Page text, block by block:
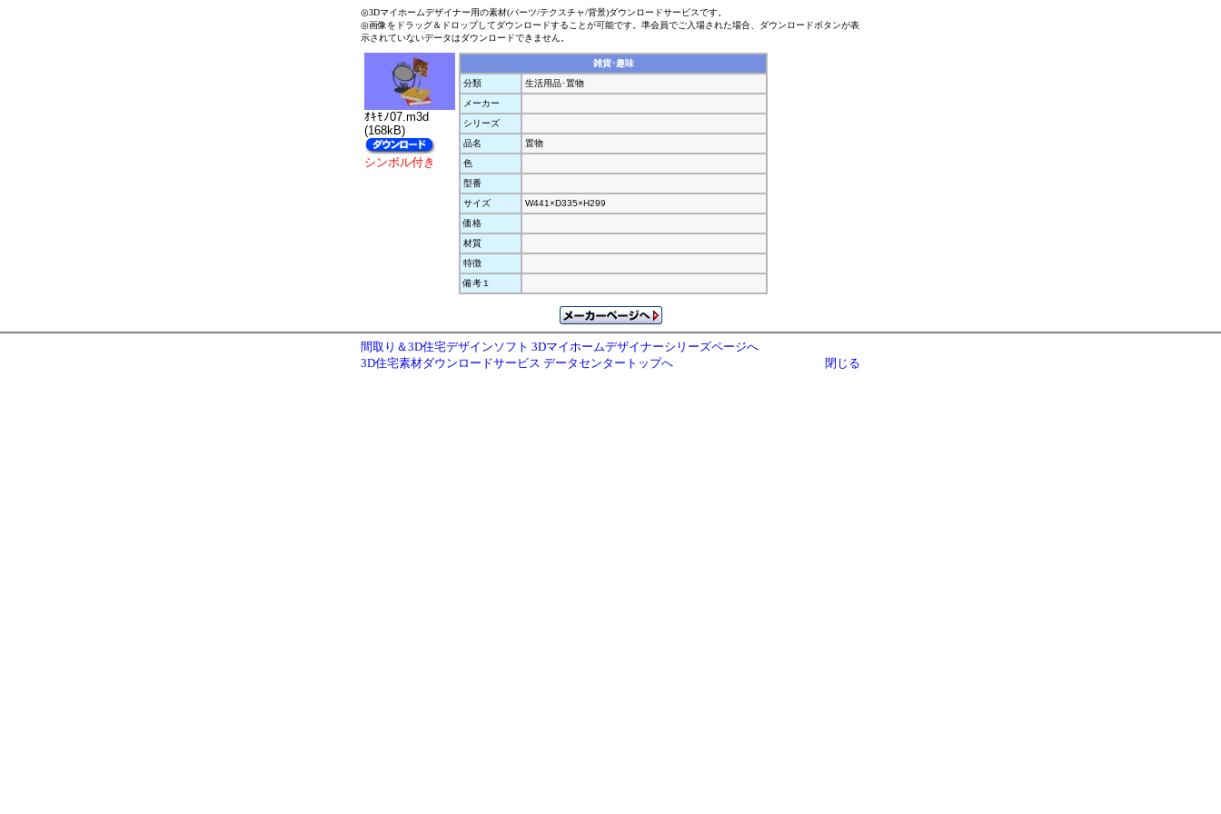
◎3Dマイホームデザイナー用の素材(パーツ/テクスチャ/背景)ダウンロードサービスです。
◎画像をドラッグ＆ドロップしてダウンロードすることが可能です。準会員でご入場された場合、ダウンロードボタンが表
示されていないデータはダウンロードできません。
ｵｷﾓﾉ07.m3d
(168kB)
シンボル付き
雑貨･趣味
分類
生活用品･置物
メーカー
シリーズ
品名
置物
色
型番
サイズ
W441×D335×H299
価格
材質
特徴
備考１
間取り＆3D住宅デザインソフト 3Dマイホームデザイナーシリーズページへ
3D住宅素材ダウンロードサービス データセンタートップへ
閉じる